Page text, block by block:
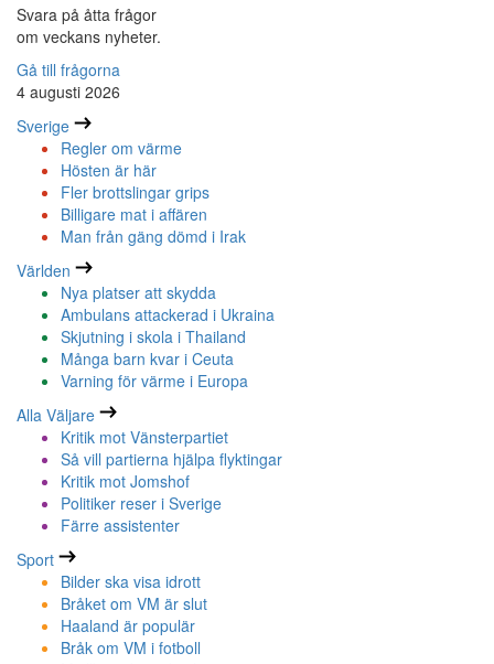
Svara på åtta frågor
om veckans nyheter.
Gå till frågorna
4 augusti 2026
Sverige
Regler om värme
Hösten är här
Fler brottslingar grips
Billigare mat i affären
Man från gäng dömd i Irak
Världen
Nya platser att skydda
Ambulans attackerad i Ukraina
Skjutning i skola i Thailand
Många barn kvar i Ceuta
Varning för värme i Europa
Alla Väljare
Kritik mot Vänsterpartiet
Så vill partierna hjälpa flyktingar
Kritik mot Jomshof
Politiker reser i Sverige
Färre assistenter
Sport
Bilder ska visa idrott
Bråket om VM är slut
Haaland är populär
Bråk om VM i fotboll